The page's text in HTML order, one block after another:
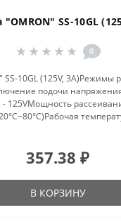
"OMRON" SS-10GL
0
SS-10GL (125V, 3A)Режимы
подочи
- 125VМощность
357.38 ₽
В КОРЗИНУ